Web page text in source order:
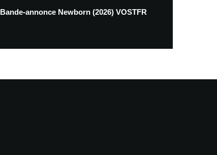
Bande-annonce Newborn (2026) VOSTFR